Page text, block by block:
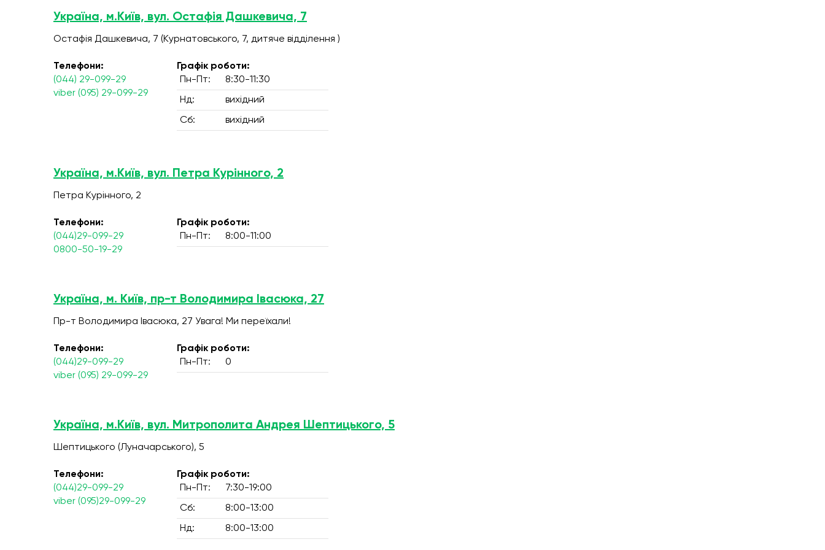
Україна, м.Київ, вул. Остафія Дашкевича, 7
Остафія Дашкевича, 7 (Курнатовського, 7, дитяче відділення )
Телефони:
(044) 29-099-29
viber (095) 29-099-29
Графік роботи:
Пн-Пт:
8:30-11:30
Нд: вихідний
Сб: вихідний
Україна, м.Київ, вул. Петра Курінного, 2
Петра Курінного, 2
Телефони:
(044)29-099-29
0800-50-19-29
Графік роботи:
Пн-Пт:
8:00-11:00
Україна, м. Київ, пр-т Володимира Івасюка, 27
Пр-т Володимира Івасюка, 27 Увага! Ми переїхали!
Телефони:
(044)29-099-29
viber (095) 29-099-29
Графік роботи:
Пн-Пт:
0
Україна, м.Київ, вул. Митрополита Андрея Шептицького, 5
Шептицького (Луначарського), 5
Телефони:
(044)29-099-29
viber (095)29-099-29
Графік роботи:
Пн-Пт:
7:30-19:00
Сб: 8:00-13:00
Нд: 8:00-13:00